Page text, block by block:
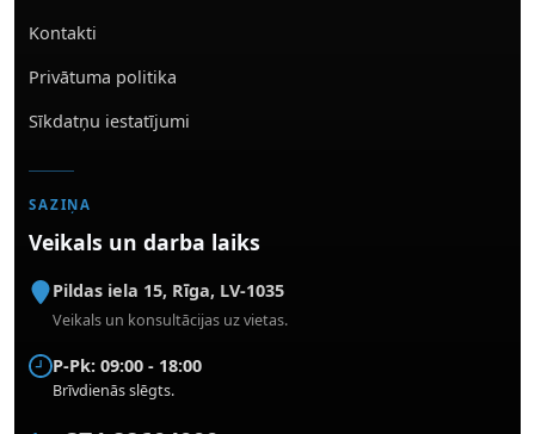
Kontakti
Privātuma politika
Sīkdatņu iestatījumi
SAZIŅA
Veikals un darba laiks
Pildas iela 15, Rīga, LV-1035
Veikals un konsultācijas uz vietas.
P-Pk: 09:00 - 18:00
Brīvdienās slēgts.